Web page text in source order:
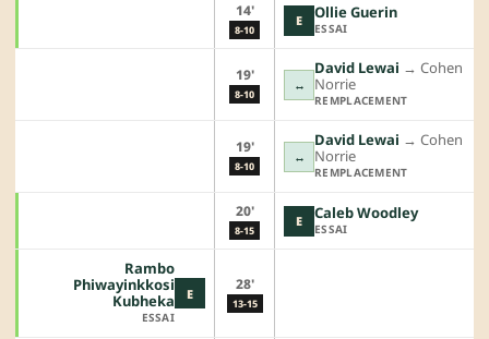
14'
8-10
E Ollie Guerin
ESSAI
19'
8-10
↔
David Lewai →︎ Cohen
Norrie
REMPLACEMENT
19'
8-10
↔
David Lewai →︎ Cohen
Norrie
REMPLACEMENT
20'
8-15
E Caleb Woodley
ESSAI
E
Rambo
Phiwayinkkosi
Kubheka
ESSAI
28'
13-15